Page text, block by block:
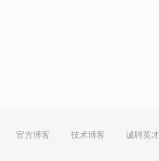
官方博客 技术博客 诚聘英才